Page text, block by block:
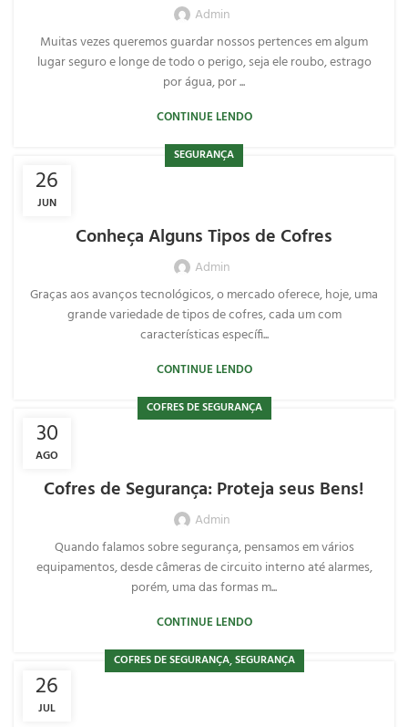
Admin
Muitas vezes queremos guardar nossos pertences em algum
lugar seguro e longe de todo o perigo, seja ele roubo, estrago
por água, por ...
CONTINUE LENDO
26
JUN
SEGURANÇA
Conheça Alguns Tipos de Cofres
Admin
Graças aos avanços tecnológicos, o mercado oferece, hoje, uma
grande variedade de tipos de cofres, cada um com
características específi...
CONTINUE LENDO
30
AGO
COFRES DE SEGURANÇA
Cofres de Segurança: Proteja seus Bens!
Admin
Quando falamos sobre segurança, pensamos em vários
equipamentos, desde câmeras de circuito interno até alarmes,
porém, uma das formas m...
CONTINUE LENDO
26
JUL
COFRES DE SEGURANÇA,SEGURANÇA